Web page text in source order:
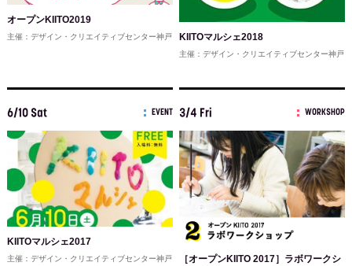
オープンKIITO2019
主催：デザイン・クリエイティブセンター神戸 KIITOマルシェ2018
主催：デザイン・クリエイティブセンター神戸
6/10 Sat EVENT
KIITOマルシェ2017
主催：デザイン・クリエイティブセンター神戸
3/4 Fri WORKSHOP
［オープンKIITO 2017］ラボワークシ